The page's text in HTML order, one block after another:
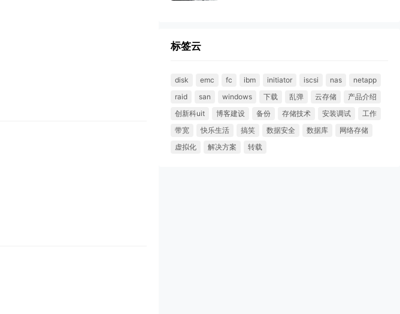
标签云
disk emc fc ibm initiator iscsi nas
netapp
raid
san windows 下载 乱弹 云存储
产品介绍
创新科uit
博客建设 备份 存储技术 安装调试
工作
带宽
快乐生活 搞笑 数据安全 数据库
网络存储
虚拟化
解决方案 转载